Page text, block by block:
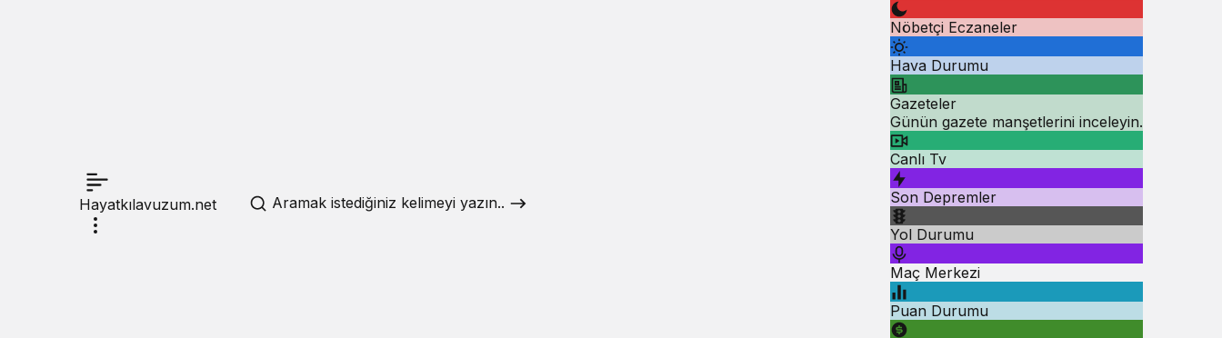
Hayatkılavuzum.net Aramak istediğiniz kelimeyi yazın..
Nöbetçi Eczaneler
Hava Durumu
Gazeteler
Günün gazete manşetlerini inceleyin.
Canlı Tv
Son Depremler
Yol Durumu
Maç Merkezi
Puan Durumu